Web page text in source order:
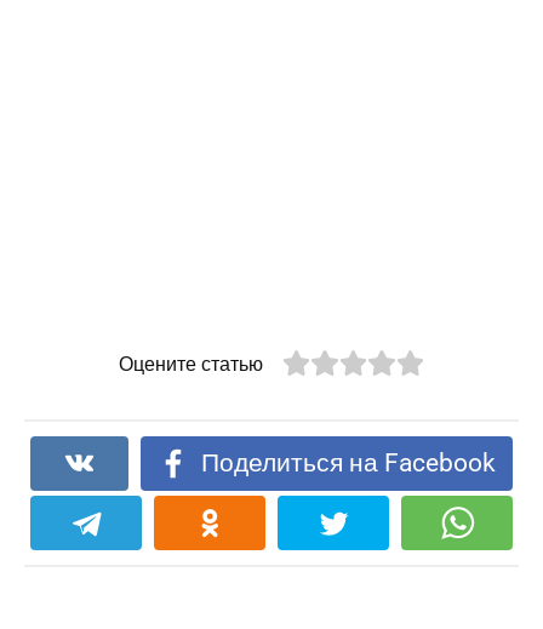
Оцените статью
Поделиться на Facebook